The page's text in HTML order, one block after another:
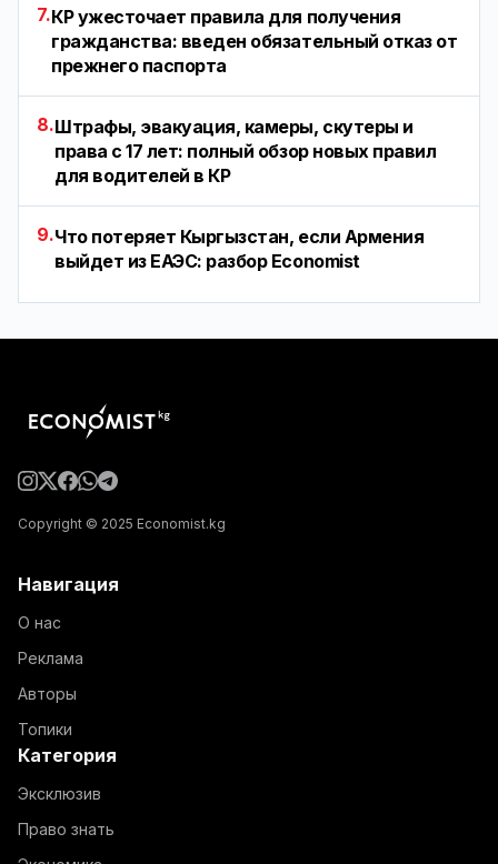
7.КР ужесточает правила для получения
гражданства: введен обязательный отказ от
прежнего паспорта
8.Штрафы, эвакуация, камеры, скутеры и
права с 17 лет: полный обзор новых правил
для водителей в КР
9.Что потеряет Кыргызстан, если Армения
выйдет из ЕАЭС: разбор Economist
Copyright © 2025 Economist.kg
Навигация
О нас
Реклама
Авторы
Топики
Категория
Эксклюзив
Право знать